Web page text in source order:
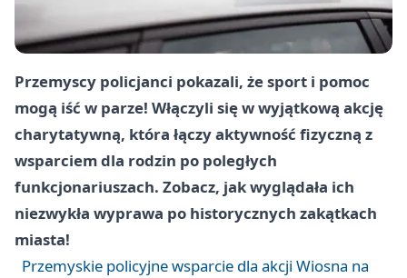
Przemyscy policjanci pokazali, że sport i pomoc
mogą iść w parze! Włączyli się w wyjątkową akcję
charytatywną, która łączy aktywność fizyczną z
wsparciem dla rodzin po poległych
funkcjonariuszach. Zobacz, jak wyglądała ich
niezwykła wyprawa po historycznych zakątkach
miasta!
Przemyskie policyjne wsparcie dla akcji Wiosna na